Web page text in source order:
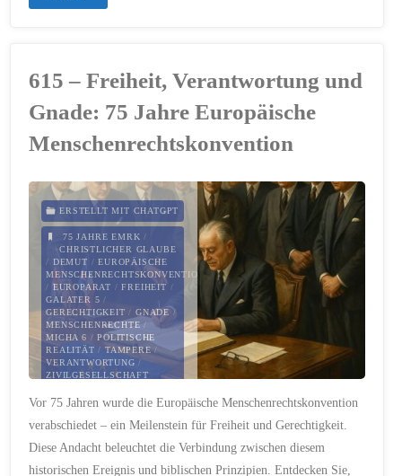
Wahrheit"
615 – Freiheit, Verantwortung und
Gnade: 75 Jahre Europäische
Menschenrechtskonvention
ERSTELLT MIT CHATGPT
75 JAHRE EMRK /
CHRISTLICHER GLAUBE
/ DEMUT /EUROPÄISCHE
MENSCHENRECHTSKONVENTION
/ EUROPARAT /FREIHEIT /
GALATER 5 /
GERECHTIGKEIT / GNADE /
MENSCHENRECHTE /
MICHA 6 /POLITISCHE
REALITÄT / TAMPERE/
VERANTWORTUNG /
ZIVILGESELLSCHAFT
20. MAI 2025
Vor 75 Jahren wurde die Europäische Menschenrechtskonvention
verabschiedet – ein Meilenstein für Freiheit und Gerechtigkeit.
Diese Andacht beleuchtet die Verbindung zwischen diesem
historischen Ereignis und biblischen Prinzipien. Entdecken Sie,